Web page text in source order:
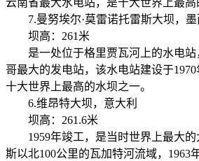
7.曼努埃尔·莫雷诺托雷斯大坝，墨
坝高：261米
是一处位于格里贾瓦河上的水电站
哥最大的发电站，该水电站建设于
十大世界上最高的水坝之一。
6.维昂特大坝，意大利
坝高：261.6米
1959年竣工，是当时世界上最大的
斯以北100公里的瓦加特河流域，1963